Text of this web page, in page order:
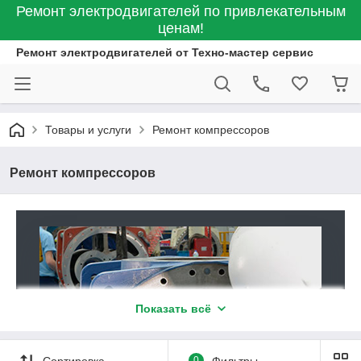
Ремонт электродвигателей по привлекательным
ценам!
Ремонт электродвигателей от Техно-мастер сервис
Товары и услуги Ремонт компрессоров
Ремонт компрессоров
Показать всё